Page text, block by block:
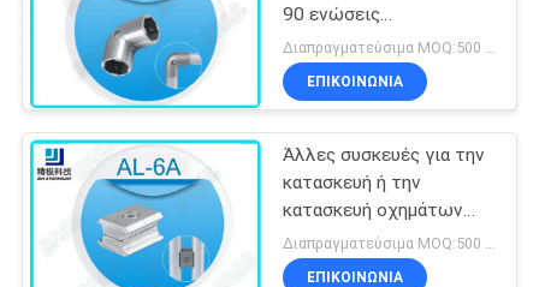
90 ενώσεις
σωληνώσεων αργιλίου
αγκώνων βαθμού για το
σωλήνα OD 28mm
Διαπραγματεύσιμα MOQ:500 Σύνολα
ΕΠΙΚΟΙΝΩΝΊΑ
Άλλες συσκευές για την
κατασκευή ή την
κατασκευή οχημάτων
από υδρατλαντικό
χάλυβα
ΕΠΙΚΟΙΝΩΝΊΑ